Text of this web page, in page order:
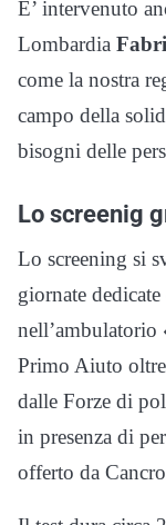
E’ intervenuto
Lombardia
come la nostra
campo della
bisogni delle
Lo screenig
Lo screening si
giornate
nell’ambulatorio
Primo Aiuto
dalle Forze di
in presenza di
offerto da